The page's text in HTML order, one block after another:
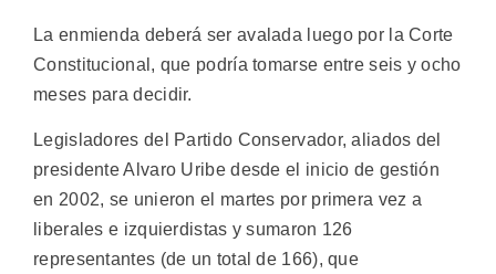
La enmienda deberá ser avalada luego por la Corte
Constitucional, que podría tomarse entre seis y ocho
meses para decidir.
Legisladores del Partido Conservador, aliados del
presidente Alvaro Uribe desde el inicio de gestión
en 2002, se unieron el martes por primera vez a
liberales e izquierdistas y sumaron 126
representantes (de un total de 166), que